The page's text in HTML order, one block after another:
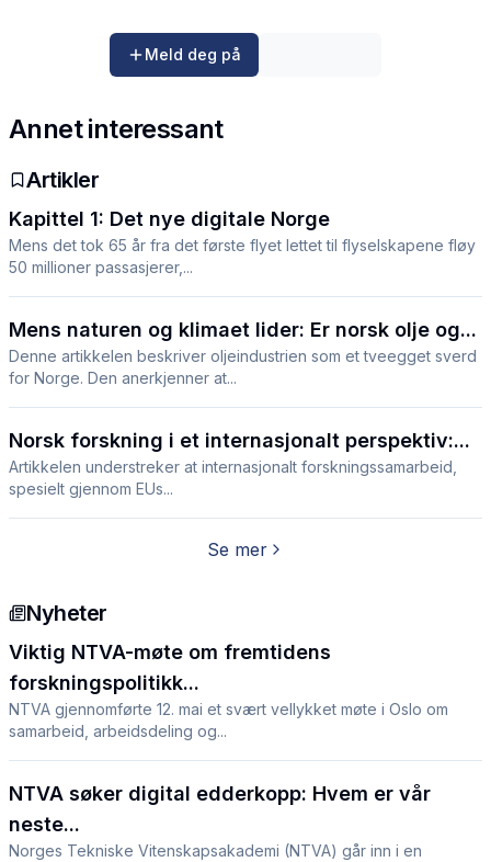
Meld deg på
Annet interessant
Artikler
Kapittel 1: Det nye digitale Norge
Mens det tok 65 år fra det første flyet lettet til flyselskapene fløy
50 millioner passasjerer,...
Mens naturen og klimaet lider: Er norsk olje og...
Denne artikkelen beskriver oljeindustrien som et tveegget sverd
for Norge. Den anerkjenner at...
Norsk forskning i et internasjonalt perspektiv:...
Artikkelen understreker at internasjonalt forskningssamarbeid,
spesielt gjennom EUs...
Se mer
Nyheter
Viktig NTVA-møte om fremtidens
forskningspolitikk...
NTVA gjennomførte 12. mai et svært vellykket møte i Oslo om
samarbeid, arbeidsdeling og...
NTVA søker digital edderkopp: Hvem er vår
neste...
Norges Tekniske Vitenskapsakademi (NTVA) går inn i en